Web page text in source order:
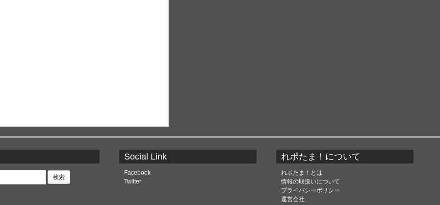
Social Link
Facebook
Twitter
れポたま！について
れポたま！とは
情報の取扱いについて
プライバシーポリシー
運営会社